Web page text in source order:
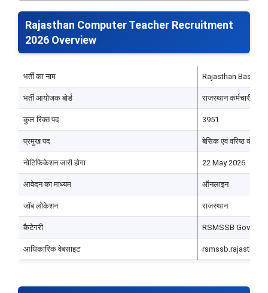
Rajasthan Computer Teacher Recruitment
2026 Overview
भर्ती का नाम Rajasthan Basic
भर्ती आयोजक बोर्ड राजस्थान कर्मचारी
कुल रिक्त पद 3951
प्रमुख पद बेसिक एवं वरिष्ठ
नोटिफिकेशन जारी होगा 22 May 2026
आवेदन का माध्यम ऑनलाइन
जॉब लोकेशन राजस्थान
कैटेगरी RSMSSB Govt
आधिकारिक वेबसाइट